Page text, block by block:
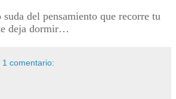
del pensamiento que recorre tu
deja dormir…
1 comentario: